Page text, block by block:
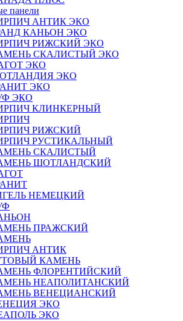
панели
АНТИК ЭКО
КАНЬОН ЭКО
РИЖСКИЙ ЭКО
СКАЛИСТЫЙ ЭКО
ЭКО
ЭКО
ЭКО
ЭКО
КЛИНКЕРНЫЙ
РИЖСКИЙ
РУСТИКАЛЬНЫЙ
СКАЛИСТЫЙ
ШОТЛАНДСКИЙ
НЕМЕЦКИЙ
ПРАЖСКИЙ
АНТИК
КАМЕНЬ
ФЛОРЕНТИЙСКИЙ
НЕАПОЛИТАНСКИЙ
ВЕНЕЦИАНСКИЙ
ЭКО
ЭКО